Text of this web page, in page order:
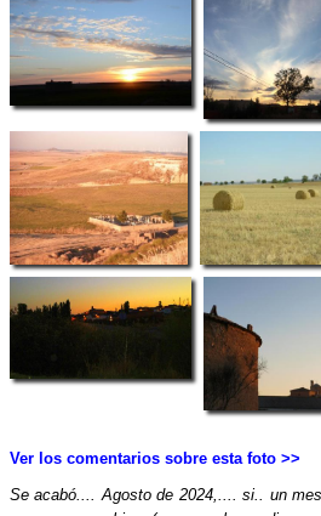
Ver los comentarios sobre esta foto >>
Se acabó.... Agosto de 2024,.... si.. un